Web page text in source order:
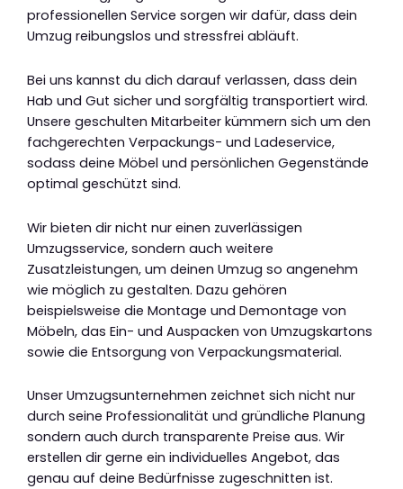
professionellen Service sorgen wir dafür, dass dein
Umzug reibungslos und stressfrei abläuft.
Bei uns kannst du dich darauf verlassen, dass dein
Hab und Gut sicher und sorgfältig transportiert wird.
Unsere geschulten Mitarbeiter kümmern sich um den
fachgerechten Verpackungs- und Ladeservice,
sodass deine Möbel und persönlichen Gegenstände
optimal geschützt sind.
Wir bieten dir nicht nur einen zuverlässigen
Umzugsservice, sondern auch weitere
Zusatzleistungen, um deinen Umzug so angenehm
wie möglich zu gestalten. Dazu gehören
beispielsweise die Montage und Demontage von
Möbeln, das Ein- und Auspacken von Umzugskartons
sowie die Entsorgung von Verpackungsmaterial.
Unser Umzugsunternehmen zeichnet sich nicht nur
durch seine Professionalität und gründliche Planung
sondern auch durch transparente Preise aus. Wir
erstellen dir gerne ein individuelles Angebot, das
genau auf deine Bedürfnisse zugeschnitten ist.